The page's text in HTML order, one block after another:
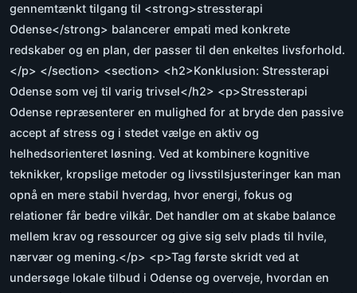
gennemtænkt tilgang til <strong>stressterapi
Odense</strong> balancerer empati med konkrete
redskaber og en plan, der passer til den enkeltes livsforhold.
</p> </section> <section> <h2>Konklusion: Stressterapi
Odense som vej til varig trivsel</h2> <p>Stressterapi
Odense repræsenterer en mulighed for at bryde den passive
accept af stress og i stedet vælge en aktiv og
helhedsorienteret løsning. Ved at kombinere kognitive
teknikker, kropslige metoder og livsstilsjusteringer kan man
opnå en mere stabil hverdag, hvor energi, fokus og
relationer får bedre vilkår. Det handler om at skabe balance
mellem krav og ressourcer og give sig selv plads til hvile,
nærvær og mening.</p> <p>Tag første skridt ved at
undersøge lokale tilbud i Odense og overveje, hvordan en